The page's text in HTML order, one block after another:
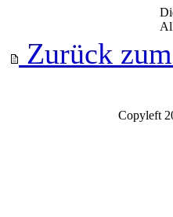
Zurück
Copyleft